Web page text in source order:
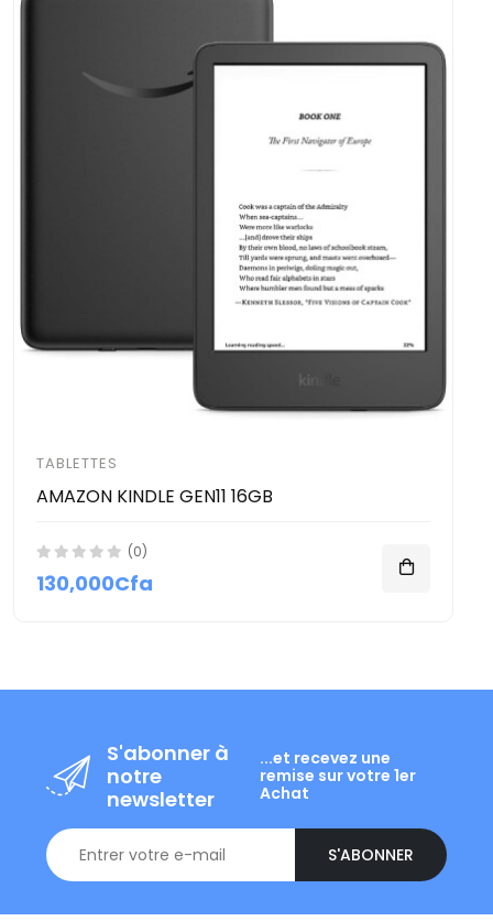
TABLETTES
AMAZON KINDLE GEN11 16GB
(0)
130,000Cfa
S'abonner à
notre
newsletter
...et recevez une
remise sur votre 1er
Achat
S'ABONNER